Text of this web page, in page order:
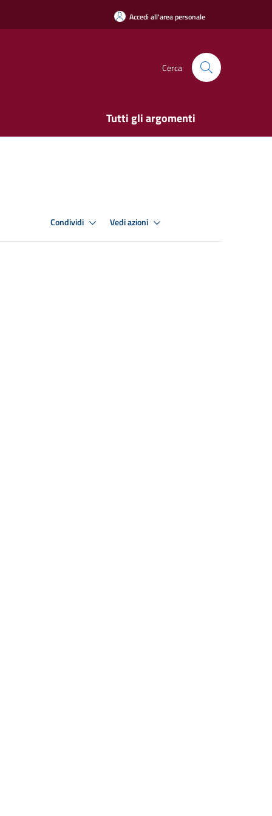
Accedi all'area personale
Cerca
Tutti gli argomenti
Condividi Vedi azioni